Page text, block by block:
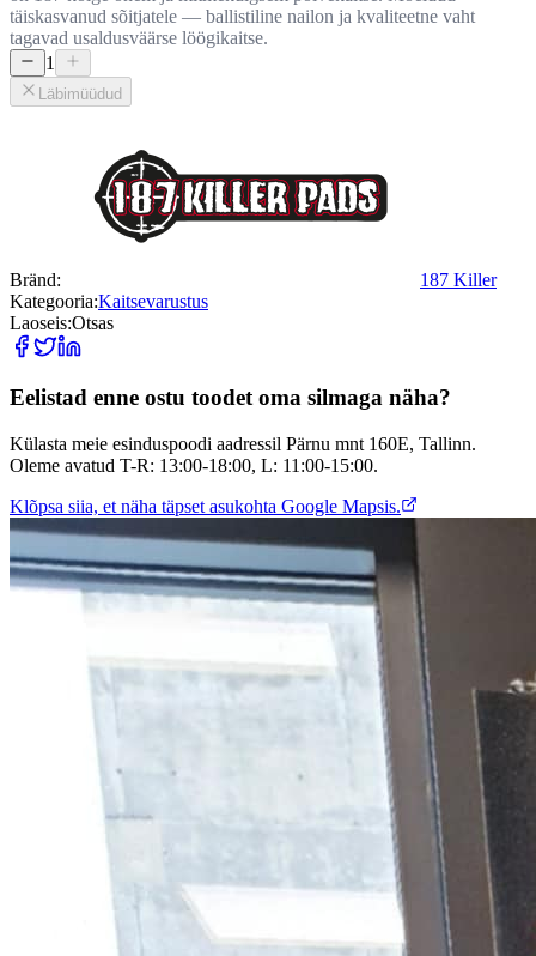
täiskasvanud sõitjatele — ballistiline nailon ja kvaliteetne vaht
tagavad usaldusväärse löögikaitse.
1
Läbimüüdud
Bränd:
187 Killer
Kategooria:Kaitsevarustus
Laoseis:Otsas
Eelistad enne ostu toodet oma silmaga näha?
Külasta meie esinduspoodi aadressil Pärnu mnt 160E, Tallinn.
Oleme avatud T-R: 13:00-18:00, L: 11:00-15:00.
Klõpsa siia, et näha täpset asukohta Google Mapsis.